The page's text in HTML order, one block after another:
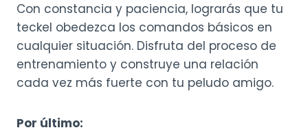
Con constancia y paciencia, lograrás que tu
teckel obedezca los comandos básicos en
cualquier situación. Disfruta del proceso de
entrenamiento y construye una relación
cada vez más fuerte con tu peludo amigo.
Por último: